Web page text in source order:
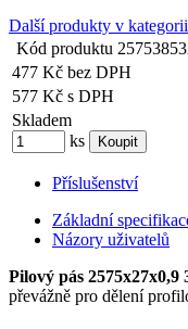
Další produkty v kategorii
Kód produktu
477 Kč bez DPH
577 Kč s DPH
Skladem
ks
Příslušenství
Základní
Názory uživatelů
Pilový pás
převážně pro dělení